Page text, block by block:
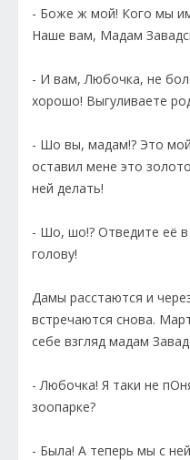
- Боже ж мой! Кого мы
Наше вам, Мадам
- И вам, Любочка, не
хорошо! Выгуливаете
- Шо вы, мадам!? Это
оставил мене это
ней делать!
- Шо, шо!? Отведите её
голову!
Дамы расстаются и
встречаются снова.
себе взгляд мадам
- Любочка! Я таки не
зоопарке?
- Была! А теперь мы с